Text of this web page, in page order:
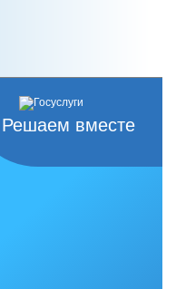
Решаем вместе